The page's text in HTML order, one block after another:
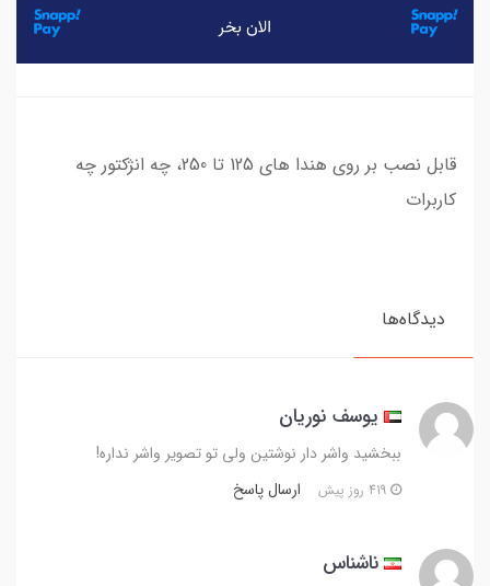
قابل نصب بر روی هندا های 125 تا 250، چه انژکتور چه
کاربرات
دیدگاه‌ها
یوسف نوریان
ببخشید واشر دار نوشتین ولی تو تصویر واشر نداره!
ارسال پاسخ
ناشناس